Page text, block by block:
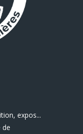
expos...
de